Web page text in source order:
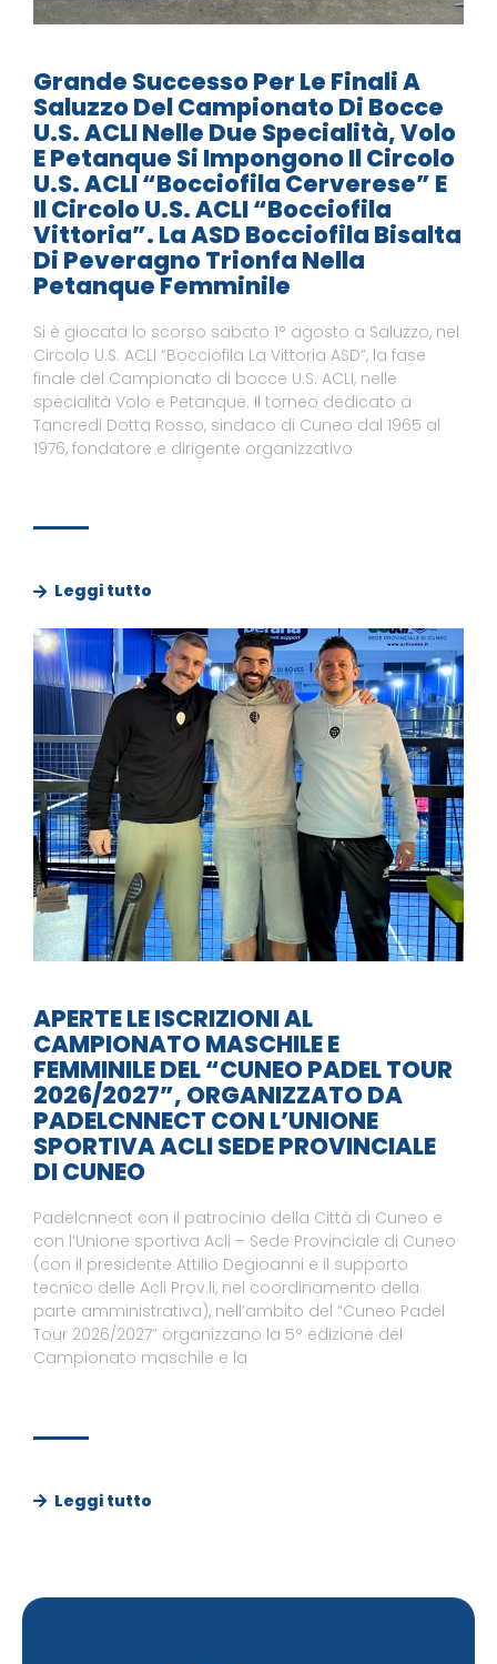
Grande Successo Per Le Finali A
Saluzzo Del Campionato Di Bocce
U.S. ACLI Nelle Due Specialità, Volo
E Petanque Si Impongono Il Circolo
U.S. ACLI “Bocciofila Cerverese” E
Il Circolo U.S. ACLI “Bocciofila
Vittoria”. La ASD Bocciofila Bisalta
Di Peveragno Trionfa Nella
Petanque Femminile
Si è giocata lo scorso sabato 1° agosto a Saluzzo, nel
Circolo U.S. ACLI “Bocciofila La Vittoria ASD”, la fase
finale del Campionato di bocce U.S. ACLI, nelle
specialità Volo e Petanque. Il torneo dedicato a
Tancredi Dotta Rosso, sindaco di Cuneo dal 1965 al
1976, fondatore e dirigente organizzativo
Leggi tutto
APERTE LE ISCRIZIONI AL
CAMPIONATO MASCHILE E
FEMMINILE DEL “CUNEO PADEL TOUR
2026/2027”, ORGANIZZATO DA
PADELCNNECT CON L’UNIONE
SPORTIVA ACLI SEDE PROVINCIALE
DI CUNEO
Padelcnnect con il patrocinio della Città di Cuneo e
con l’Unione sportiva Acli – Sede Provinciale di Cuneo
(con il presidente Attilio Degioanni e il supporto
tecnico delle Acli Prov.li, nel coordinamento della
parte amministrativa), nell’ambito del “Cuneo Padel
Tour 2026/2027” organizzano la 5° edizione del
Campionato maschile e la
Leggi tutto